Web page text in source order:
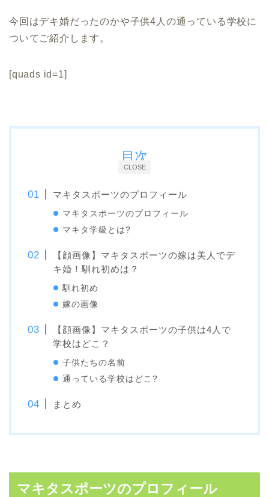
今回はデキ婚だったのかや子供4人の通っている学校に
ついてご紹介します。
[quads id=1]
CLOSE
目次
マキタスポーツのプロフィール
マキタスポーツのプロフィール
マキタ学級とは?
【顔画像】マキタスポーツの嫁は美人でデ
キ婚！馴れ初めは？
馴れ初め
嫁の画像
【顔画像】マキタスポーツの子供は4人で
学校はどこ？
子供たちの名前
通っている学校はどこ?
まとめ
マキタスポーツのプロフィール